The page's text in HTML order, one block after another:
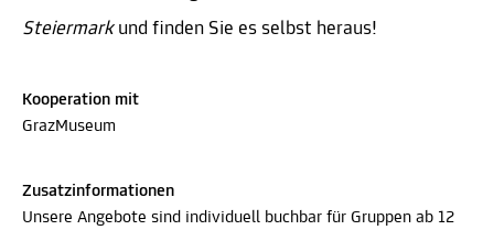
Steiermarkund finden Sie es selbst heraus!
Kooperation mit
GrazMuseum
Zusatzinformationen
Unsere Angebote sind individuell buchbar für Gruppen ab 12